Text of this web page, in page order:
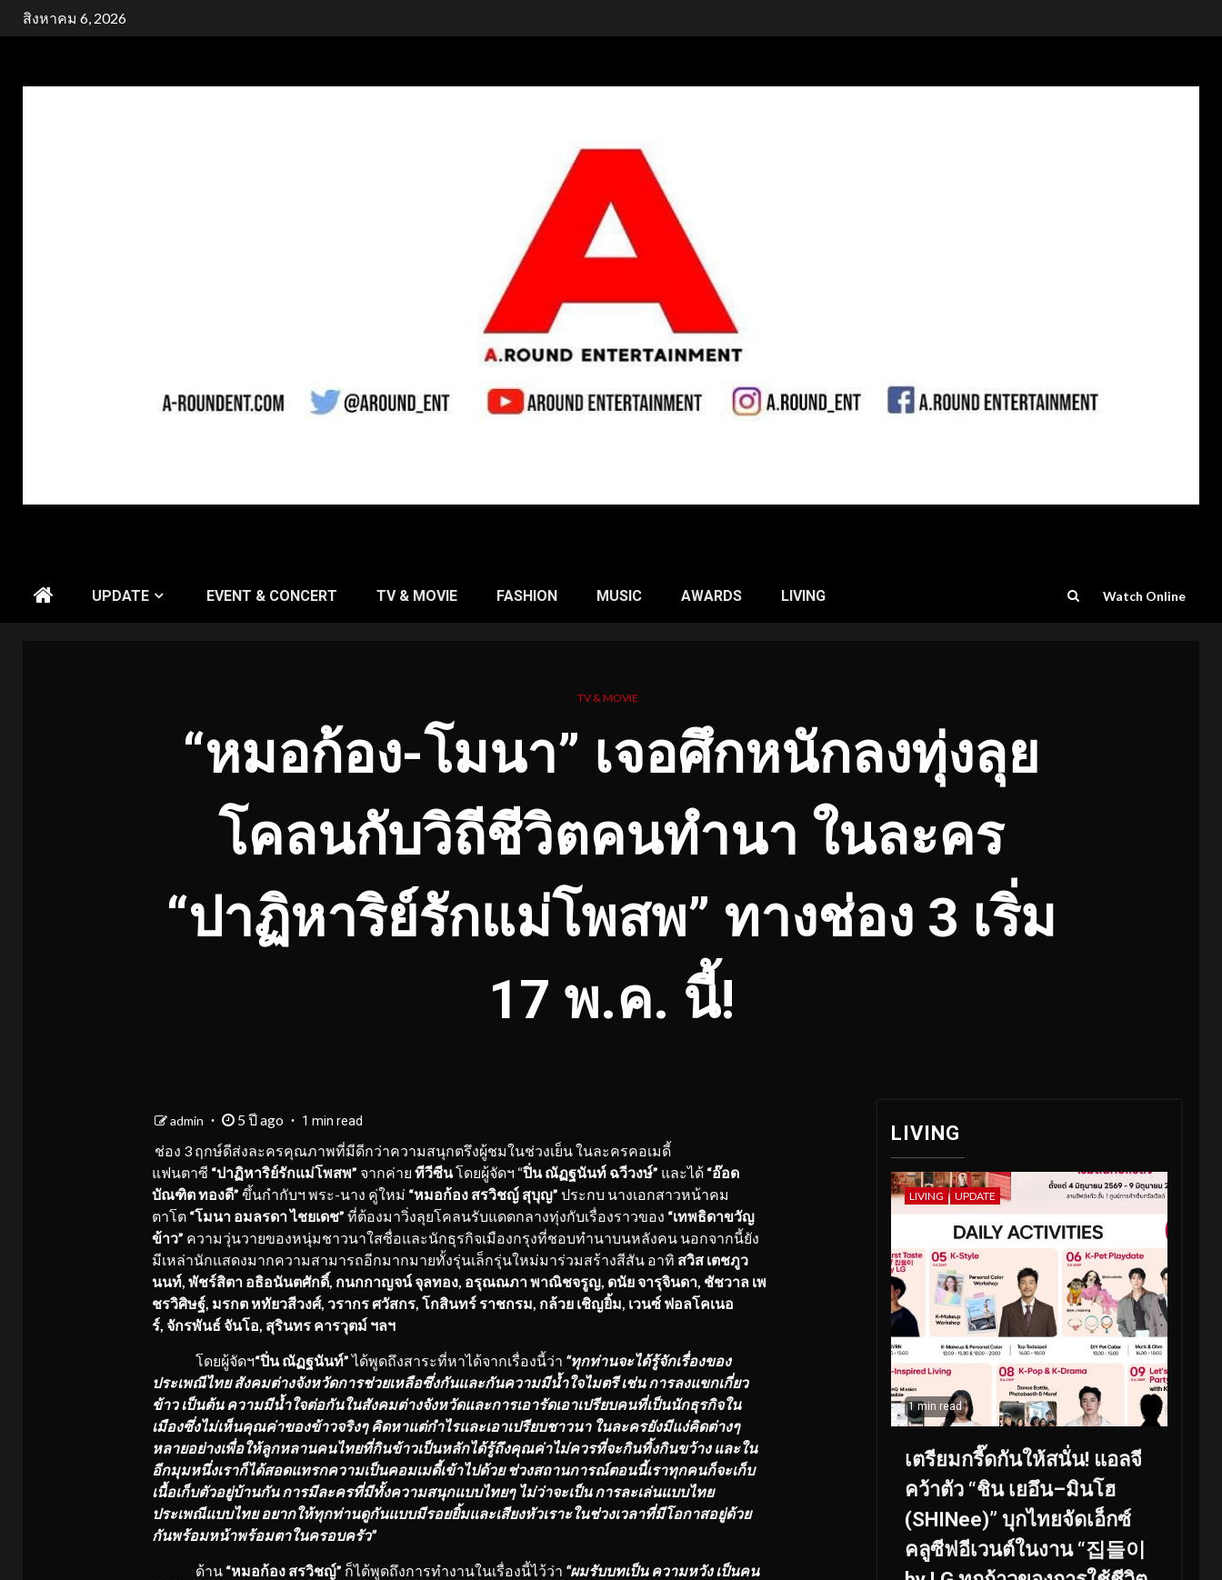
Skipสิงหาคม 6, 2026
UPDATE EVENT & CONCERT TV & MOVIE FASHION MUSIC AWARDS LIVING Watch Online
TV & MOVIE
“หมอก้อง-โมนา” เจอศึกหนักลงทุ่งลุย
โคลนกับวิถีชีวิตคนทำนา ในละคร
“ปาฏิหาริย์รักแม่โพสพ” ทางช่อง 3 เริ่ม
17 พ.ค. นี้!
admin 5 ปี ago 1 min read
ช่อง 3 ฤกษ์ดีส่งละครคุณภาพที่มีดีกว่าความสนุกตรึงผู้ชมในช่วงเย็น ในละครคอเมดี้
แฟนตาซี “ปาฏิหาริย์รักแม่โพสพ” จากค่าย ทีวีซีนโดยผู้จัดฯ “ปิ่น ณัฏฐนันท์ ฉวีวงษ์” และได้ “อ๊อด
บัณฑิต ทองดี” ขึ้นกำกับฯ พระ-นาง คู่ใหม่ “หมอก้อง สรวิชญ์ สุบุญ” ประกบ นางเอกสาวหน้าคม
ตาโต “โมนา อมลรดา ไชยเดช” ที่ต้องมาวิ่งลุยโคลนรับแดดกลางทุ่งกับเรื่องราวของ “เทพธิดาขวัญ
ข้าว” ความวุ่นวายของหนุ่มชาวนาใสซื่อและนักธุรกิจเมืองกรุงที่ชอบทำนาบนหลังคน นอกจากนี้ยัง
มีเหล่านักแสดงมากความสามารถอีกมากมายทั้งรุ่นเล็กรุ่นใหม่มาร่วมสร้างสีสัน อาทิ สวิส เตชภูว
นนท์, พัชร์สิตา อธิอนันตศักดิ์, กนกกาญจน์ จุลทอง, อรุณณภา พาณิชจรูญ, ดนัย จารุจินดา, ชัชวาล เพ
ชรวิศิษฐ์, มรกต หทัยวสีวงศ์, วรากร ศวัสกร, โกสินทร์ ราชกรม, กล้วย เชิญยิ้ม, เวนซ์ ฟอลโคเนอ
ร์, จักรพันธ์ จันโอ, สุรินทร คารวุตม์ ฯลฯ
โดยผู้จัดฯ“ปิ่น ณัฏฐนันท์”ได้พูดถึงสาระที่หาได้จากเรื่องนี้ว่า “ทุกท่านจะได้รู้จักเรื่องของ
ประเพณีไทย สังคมต่างจังหวัดการช่วยเหลือซึ่งกันและกันความมีน้ำใจไมตรี เช่น การลงแขกเกี่ยว
ข้าว เป็นต้น ความมีน้ำใจต่อกันในสังคมต่างจังหวัดและการเอารัดเอาเปรียบคนที่เป็นนักธุรกิจใน
เมืองซึ่งไม่เห็นคุณค่าของข้าวจริงๆ คิดหาแต่กำไรและเอาเปรียบชาวนา ในละครยังมีแง่คิดต่างๆ
หลายอย่างเพื่อให้ลูกหลานคนไทยที่กินข้าวเป็นหลักได้รู้ถึงคุณค่าไม่ควรที่จะกินทิ้งกินขว้าง และใน
อีกมุมหนึ่งเราก็ได้สอดแทรกความเป็นคอมเมดี้เข้าไปด้วย ช่วงสถานการณ์ตอนนี้เราทุกคนก็จะเก็บ
เนื้อเก็บตัวอยู่บ้านกัน การมีละครที่มีทั้งความสนุกแบบไทยๆ ไม่ว่าจะเป็น การละเล่นแบบไทย
ประเพณีแบบไทย อยากให้ทุกท่านดูกันแบบมีรอยยิ้มและเสียงหัวเราะในช่วงเวลาที่มีโอกาสอยู่ด้วย
กันพร้อมหน้าพร้อมตาในครอบครัว”
ด้าน “หมอก้อง สรวิชญ์” ก็ได้พูดถึงการทำงานในเรื่องนี้ไว้ว่า “ผมรับบทเป็น ความหวัง เป็นคน
LIVING
LIVING UPDATE
1 min read
เตรียมกรี๊ดกันให้สนั่น! แอลจี
คว้าตัว “ชิน เยอึน–มินโฮ
(SHINee)” บุกไทยจัดเอ็กซ์
คลูซีฟอีเวนต์ในงาน “집들이